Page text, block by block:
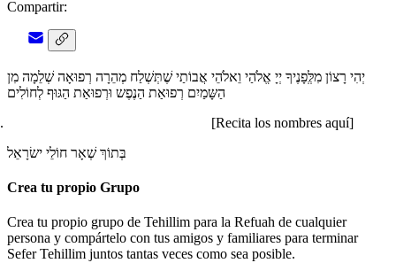
Compartir:
יְהִי רָצוֹן מִלְְּפָנֶיךָ יְיָ אֱלֹהַי וֵאלֹהֵי אֲבוֹתַי שֶׁתְּשְׁלַח מְהֵרָה רְפוּאָה שְׁלֵמָה מִן
הַשָּמַיִם רְפוּאַת הַנֶפֶש וּרְפוּאַת הַגּוּף לְחוֹלִים
[Recita los nombres aquí]
בְּתוֹךְ שְׁאָר חוֹלֵי ישׂרָאֵל
Crea tu propio Grupo
Crea tu propio grupo de Tehillim para la Refuah de cualquier
persona y compártelo con tus amigos y familiares para terminar
Sefer Tehillim juntos tantas veces como sea posible.